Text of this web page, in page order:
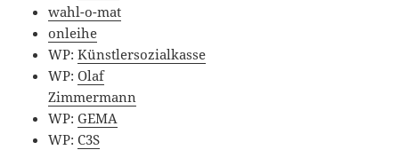
wahl-o-mat
onleihe
WP:Künstlersozialkasse
WP:Olaf
Zimmermann
WP:GEMA
WP:C3S